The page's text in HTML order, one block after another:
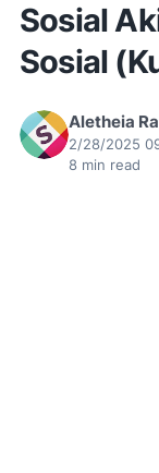
Sosial
Sosial
Aletheia
2/28/2025
8 min read